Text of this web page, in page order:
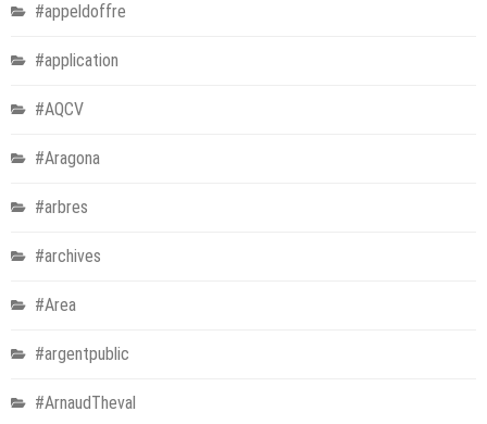
#appeldoffre
#application
#AQCV
#Aragona
#arbres
#archives
#Area
#argentpublic
#ArnaudTheval